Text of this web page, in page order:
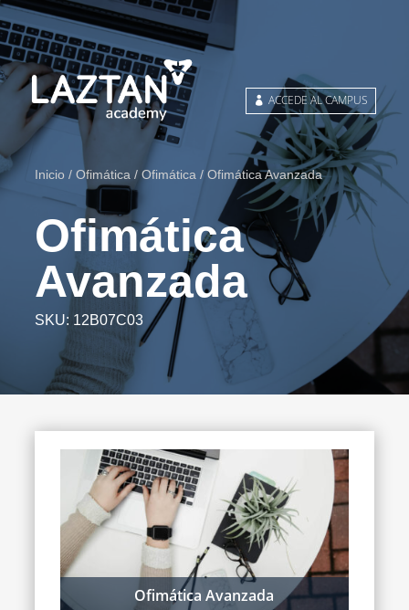
ACCEDE AL CAMPUS
Inicio /Ofimática /Ofimática / Ofimática Avanzada
Ofimática
Avanzada
SKU: 12B07C03
Ofimática Avanzada